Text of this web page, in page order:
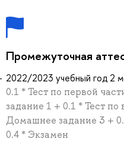
Промежуточная
2022/2023 учебный год 2
0.1 * Тест по первой
задание 1 + 0.1 * Тест
Домашнее задание 3 +
0.4 * Экзамен